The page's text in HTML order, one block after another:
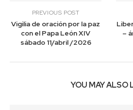
PREVIOUS POST
Vigilia de oración por la paz
con el Papa León XIV
sábado 11/abril /2026
–
YOU MAY ALSO